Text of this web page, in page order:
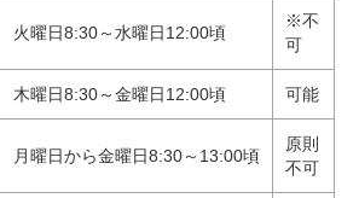
火曜日8:30～水曜日12:00頃
※不
可
木曜日8:30～金曜日12:00頃 可能
月曜日から金曜日8:30～13:00頃
原則
不可